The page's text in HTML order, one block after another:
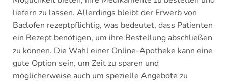
liefern zu lassen. Allerdings bleibt der Erwerb von
Baclofen rezeptpflichtig, was bedeutet, dass Patienten
ein Rezept benötigen, um ihre Bestellung abschließen
zu können. Die Wahl einer Online-Apotheke kann eine
gute Option sein, um Zeit zu sparen und
möglicherweise auch um spezielle Angebote zu